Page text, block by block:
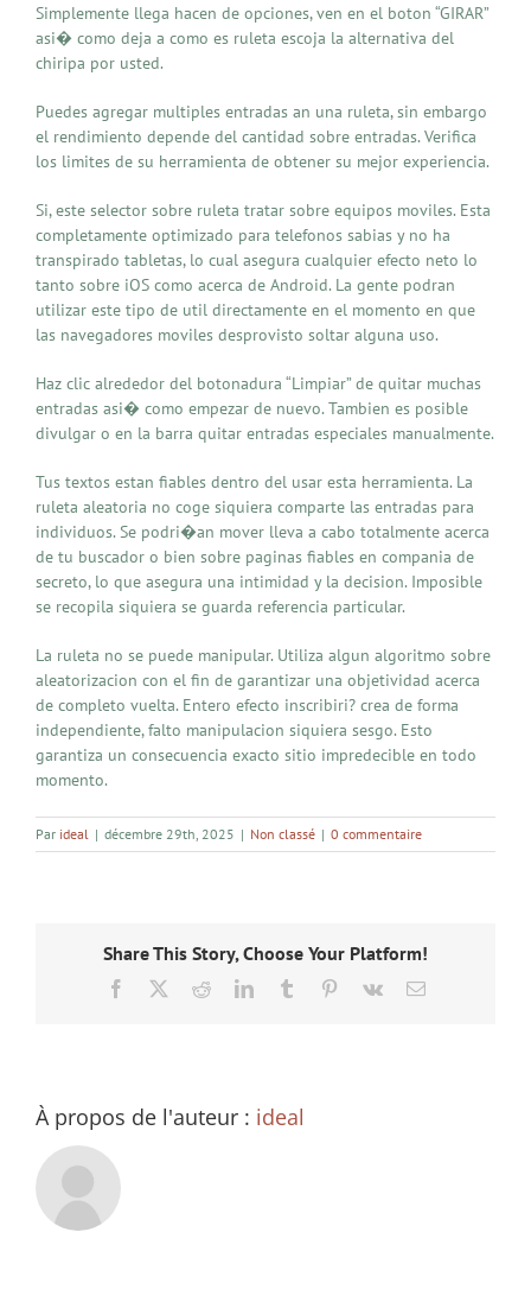
Simplemente llega hacen de opciones, ven en el boton “GIRAR”
asi� como deja a como es ruleta escoja la alternativa del
chiripa por usted.
Puedes agregar multiples entradas an una ruleta, sin embargo
el rendimiento depende del cantidad sobre entradas. Verifica
los limites de su herramienta de obtener su mejor experiencia.
Si, este selector sobre ruleta tratar sobre equipos moviles. Esta
completamente optimizado para telefonos sabias y no ha
transpirado tabletas, lo cual asegura cualquier efecto neto lo
tanto sobre iOS como acerca de Android. La gente podran
utilizar este tipo de util directamente en el momento en que
las navegadores moviles desprovisto soltar alguna uso.
Haz clic alrededor del botonadura “Limpiar” de quitar muchas
entradas asi� como empezar de nuevo. Tambien es posible
divulgar o en la barra quitar entradas especiales manualmente.
Tus textos estan fiables dentro del usar esta herramienta. La
ruleta aleatoria no coge siquiera comparte las entradas para
individuos. Se podri�an mover lleva a cabo totalmente acerca
de tu buscador o bien sobre paginas fiables en compania de
secreto, lo que asegura una intimidad y la decision. Imposible
se recopila siquiera se guarda referencia particular.
La ruleta no se puede manipular. Utiliza algun algoritmo sobre
aleatorizacion con el fin de garantizar una objetividad acerca
de completo vuelta. Entero efecto inscribiri? crea de forma
independiente, falto manipulacion siquiera sesgo. Esto
garantiza un consecuencia exacto sitio impredecible en todo
momento.
Par ideal | décembre 29th, 2025 | Non classé | 0 commentaire
Share This Story, Choose Your Platform!
Facebook RedditLinkedInTumblr Pinterest
Vk Email
À propos de l'auteur : ideal